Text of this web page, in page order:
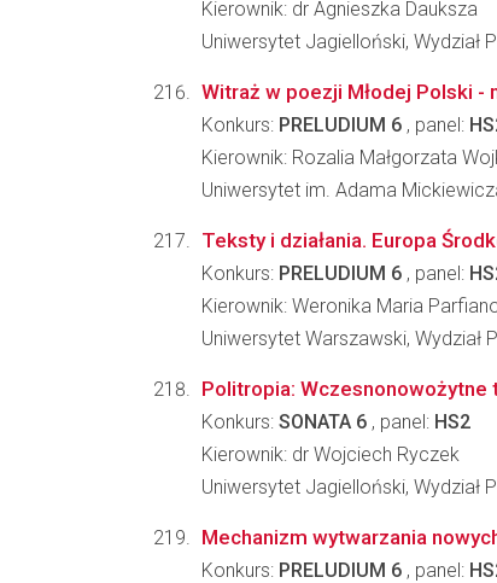
Kierownik: dr Agnieszka Dauksza
Uniwersytet Jagielloński, Wydział
Witraż w poezji Młodej Polski
Konkurs: PRELUDIUM 6 , panel:
Kierownik: Rozalia Małgorzata
Uniwersytet im. Adama
Teksty i działania. Europa
Konkurs: PRELUDIUM 6 , panel:
Kierownik: Weronika Maria
Uniwersytet Warszawski, Wydział
Politropia:
Konkurs: SONATA 6 , panel: HS2
Kierownik: dr Wojciech Ryczek
Uniwersytet Jagielloński, Wydział
Mechanizm wytwarzania
Konkurs: PRELUDIUM 6 , panel: